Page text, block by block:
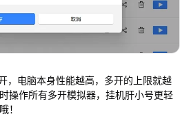
，电脑本身性能越高，多开的上限就越
操作所有多开模拟器，挂机肝小号更轻
！